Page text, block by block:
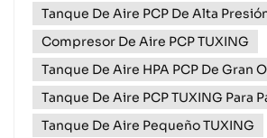
TXES022?✅ Alto rendimiento,
compactoCon una impresionant...
Tanque De Aire PCP De Alta
Compresor De Aire PCP TUXING
Tanque De Aire HPA PCP De Gran
Tanque De Aire PCP TUXING Para
Tanque De Aire Pequeño TUXING